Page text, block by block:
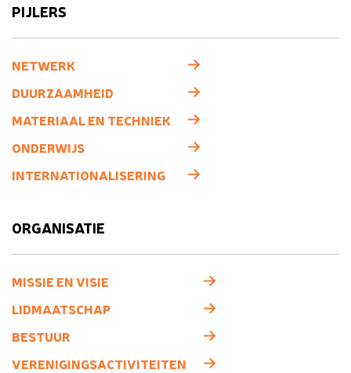
PIJLERS
NETWERK
DUURZAAMHEID
MATERIAAL EN TECHNIEK
ONDERWIJS
INTERNATIONALISERING
ORGANISATIE
MISSIE EN VISIE
LIDMAATSCHAP
BESTUUR
VERENIGINGSACTIVITEITEN